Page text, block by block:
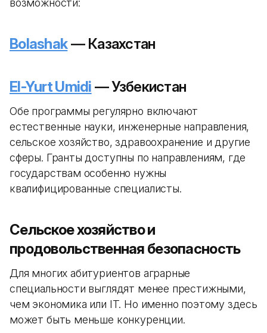
возможности:
Bolashak— Казахстан
El-Yurt Umidi — Узбекистан
Обе программы регулярно включают
естественные науки, инженерные направления,
сельское хозяйство, здравоохранение и другие
сферы. Гранты доступны по направлениям, где
государствам особенно нужны
квалифицированные специалисты.
Сельское хозяйство и
продовольственная безопасность
Для многих абитуриентов аграрные
специальности выглядят менее престижными,
чем экономика или IT. Но именно поэтому здесь
может быть меньше конкуренции.